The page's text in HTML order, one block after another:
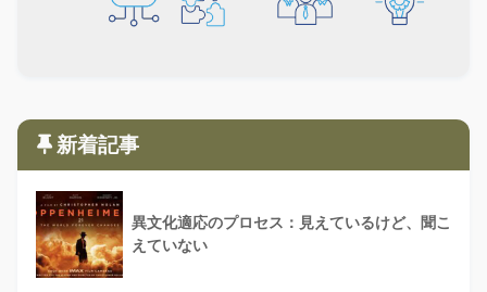
新着記事
異文化適応のプロセス：見えているけど、聞こ
えていない